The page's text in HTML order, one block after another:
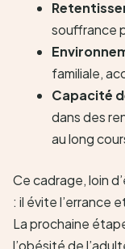
souffrance
familiale,
Capacité
dans des
au long
Ce cadrage, loin
: il évite l’errance
La prochaine
l’obésité de